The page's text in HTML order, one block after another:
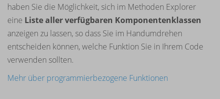
haben Sie die Möglichkeit, sich im Methoden Explorer
eine Liste aller verfügbaren Komponentenklassen
anzeigen zu lassen, so dass Sie im Handumdrehen
entscheiden können, welche Funktion Sie in Ihrem Code
verwenden sollten.
Mehr über programmierbezogene Funktionen